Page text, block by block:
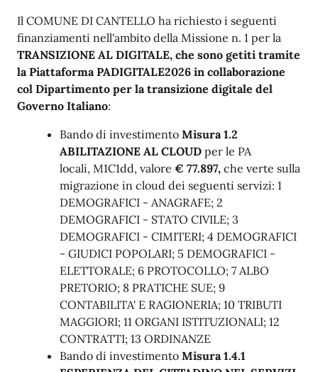
Il COMUNE DI CANTELLO ha richiesto i seguenti
finanziamenti nell'ambito della Missione n. 1 per la
TRANSIZIONE AL DIGITALE, che sono getiti tramite
la Piattaforma PADIGITALE2026 in collaborazione
col Dipartimento per la transizione digitale del
Governo Italiano:
Bando di investimento Misura 1.2
ABILITAZIONE AL CLOUD per le PA
locali, M1C1dd, valore € 77.897, che verte sulla
migrazione in cloud dei seguenti servizi: 1
DEMOGRAFICI - ANAGRAFE; 2
DEMOGRAFICI - STATO CIVILE; 3
DEMOGRAFICI - CIMITERI; 4 DEMOGRAFICI
- GIUDICI POPOLARI; 5 DEMOGRAFICI -
ELETTORALE; 6 PROTOCOLLO; 7 ALBO
PRETORIO; 8 PRATICHE SUE; 9
CONTABILITA' E RAGIONERIA; 10 TRIBUTI
MAGGIORI; 11 ORGANI ISTITUZIONALI; 12
CONTRATTI; 13 ORDINANZE
Bando di investimento Misura 1.4.1